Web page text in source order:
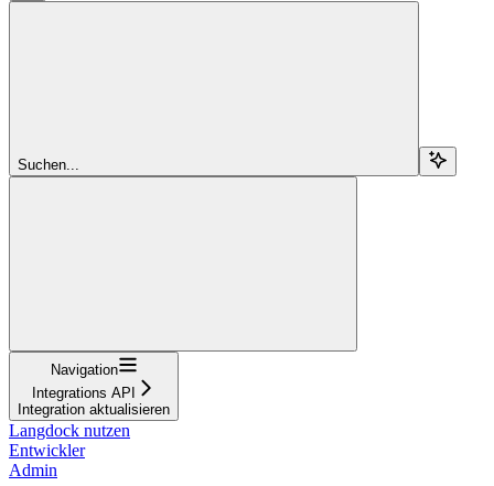
Suchen...
Navigation
Integrations API
Integration aktualisieren
Langdock nutzen
Entwickler
Admin